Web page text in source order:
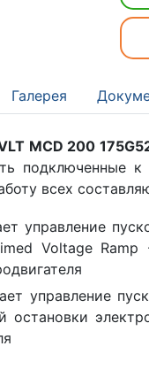
Галерея
MCD 200
подключенные к
всех
управление
Voltage
управление